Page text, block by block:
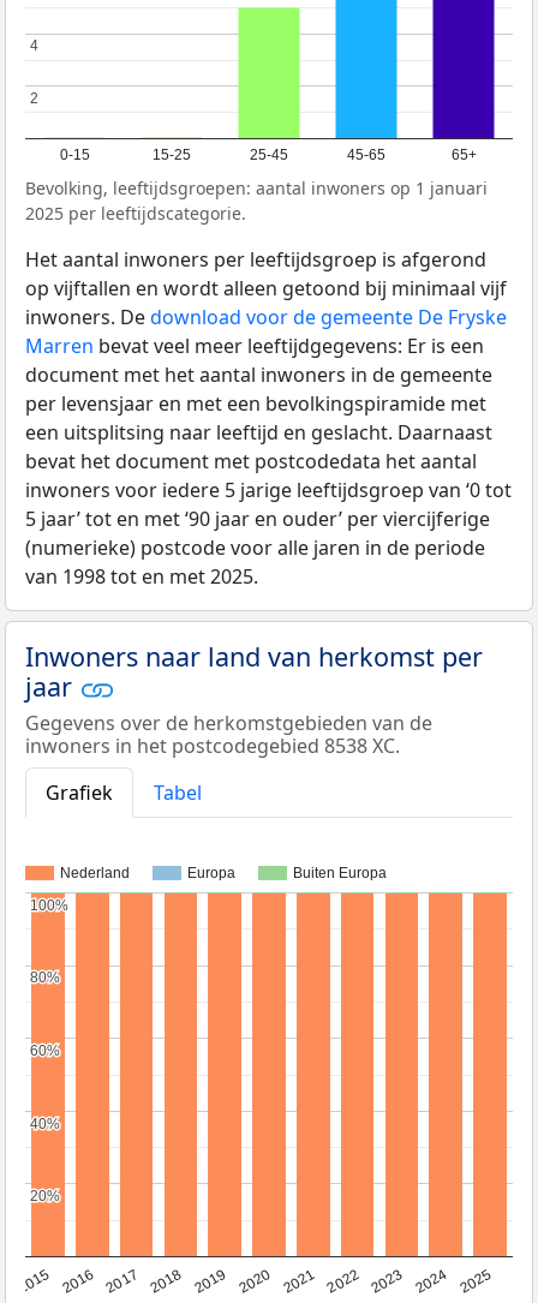
0-15 15-25 25-45 45-65 65+
2
2
4
4
Bevolking, leeftijdsgroepen: aantal inwoners op 1 januari
2025 per leeftijdscategorie.
Het aantal inwoners per leeftijdsgroep is afgerond
op vijftallen en wordt alleen getoond bij minimaal vijf
inwoners. Dedownload voor de gemeente De Fryske
Marren bevat veel meer leeftijdgegevens: Er is een
document met het aantal inwoners in de gemeente
per levensjaar en met een bevolkingspiramide met
een uitsplitsing naar leeftijd en geslacht. Daarnaast
bevat het document met postcodedata het aantal
inwoners voor iedere 5 jarige leeftijdsgroep van ‘0 tot
5 jaar’ tot en met ‘90 jaar en ouder’ per viercijferige
(numerieke) postcode voor alle jaren in de periode
van 1998 tot en met 2025.
Inwoners naar land van herkomst per
jaar
Gegevens over de herkomstgebieden van de
inwoners in het postcodegebied 8538 XC.
Grafiek
Tabel
Nederland Europa Buiten Europa
2015 2016 2017 2018 2019 2020 2021 2022 2023 2024 2025
20%
20%
40%
40%
60%
60%
80%
80%
100%
100%